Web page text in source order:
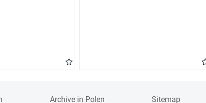
Archive in Polen Sitemap